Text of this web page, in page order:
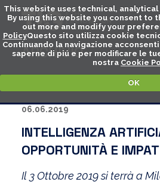
This website uses technical,
By using this website you consent to
out more and modify your
PolicyQuesto sito utilizza cookie
Continuando la navigazione
saperne di piú e per modificare le
nostra Cookie
OK
ARCHIVIO
06.06.2019
INTELLIGENZA
OPPORTUNITÀ E
ETICI E DI GOVERNANCE
Il 3 Ottobre 2019 si terrà a